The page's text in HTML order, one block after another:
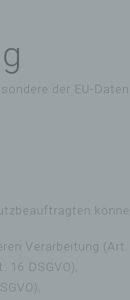
der EU-
Verarbeitung (Art.
16 DSGVO),